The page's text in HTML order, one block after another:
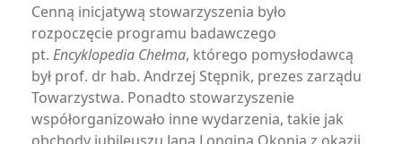
Cenną inicjatywą stowarzyszenia było
rozpoczęcie programu badawczego
pt. Encyklopedia Chełma, którego pomysłodawcą
był prof. dr hab. Andrzej Stępnik, prezes zarządu
Towarzystwa. Ponadto stowarzyszenie
współorganizowało inne wydarzenia, takie jak